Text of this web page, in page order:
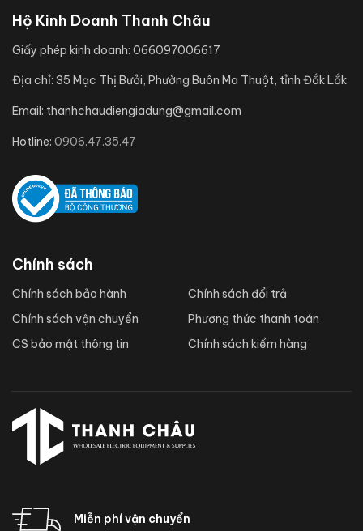
Hộ Kinh Doanh Thanh Châu
Giấy phép kinh doanh: 066097006617
Địa chỉ: 35 Mạc Thị Bưởi, Phường Buôn Ma Thuột, tỉnh Đắk Lắk
Email: thanhchaudiengiadung@gmail.com
Hotline: 0906.47.35.47
Chính sách
Chính sách bảo hành
Chính sách vận chuyển
CS bảo mật thông tin
Chính sách đổi trả
Phương thức thanh toán
Chính sách kiểm hàng
Miễn phí vận chuyển